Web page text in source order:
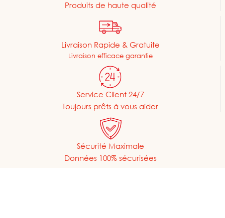
Produits de haute qualité
Livraison Rapide & Gratuite
Livraison efficace garantie
Service Client 24/7
Toujours prêts à vous aider
Sécurité Maximale
Données 100% sécurisées